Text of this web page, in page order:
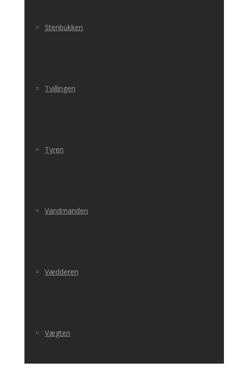
Stenbukken
Tvillingen
Tyren
Vandmanden
Vædderen
Vægten